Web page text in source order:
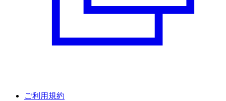
ご利用規約